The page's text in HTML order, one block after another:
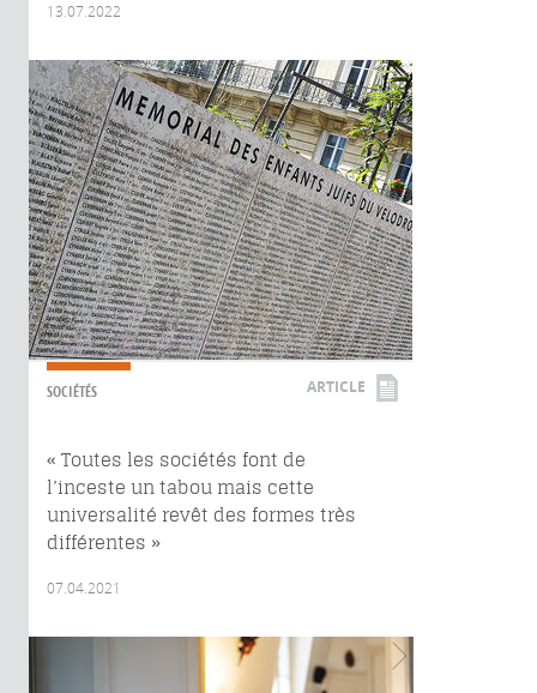
13.07.2022
SOCIÉTÉS ARTICLE
« Toutes les sociétés font de
l’inceste un tabou mais cette
universalité revêt des formes très
différentes »
07.04.2021